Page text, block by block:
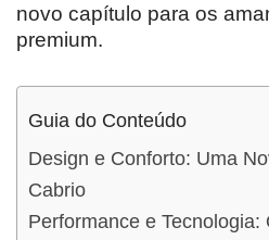
novo capítulo para os
premium.
Guia do Conteúdo
Design e Conforto: Uma
Cabrio
Performance e Tecnologia: